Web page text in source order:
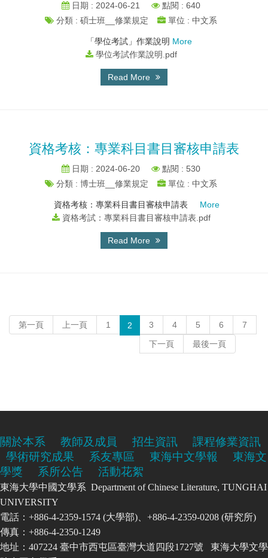
日期 : 2024-06-21
點閱 : 640
分類 : 碩士班__修業規定
單位 : 中文系
「學位考試」作業說明 More
學位考試作業說明.pdf
Read More
資格考核：專業科目書目審核申請表
日期 : 2024-06-20
點閱 : 530
分類 : 博士班__修業規定
單位 : 中文系
資格考核：專業科目書目審核申請表 More
資格考試：專業科目書目審核申請表.pdf
Read More
第一頁 上一頁 1 2 3 4 5 6
7
下一頁
最後一頁
關於本系 教師及成員 招生資訊
課程修業資訊
學術研究成果
系友專區 東海中文學報
東海文
學獎
系所公告 活動花絮
東海大學中國文學系 Department of Chinese Literature, TUNGHAI
UNIVERSITY
電話：+886-4-2359-1574 (大學部)、+886-4-2359-0208 (研究所)
傳真：+886-4-2350-1249
地址：407224 臺中市西屯區臺灣大道四段1727號 東海大學文學